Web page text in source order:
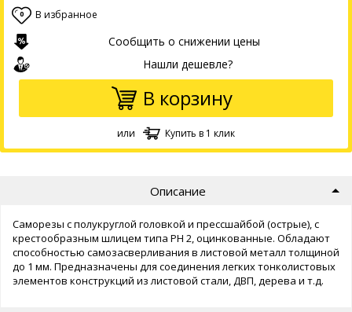
0 В избранное
Сообщить о снижении цены
Нашли дешевле?
В корзину
или Купить в 1 клик
Описание
Саморезы с полукруглой головкой и прессшайбой (острые), с
крестообразным шлицем типа PH 2, оцинкованные. Обладают
способностью самозасверливания в листовой металл толщиной
до 1 мм. Предназначены для соединения легких тонколистовых
элементов конструкций из листовой стали, ДВП, дерева и т.д.